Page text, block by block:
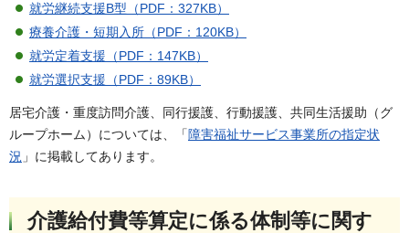
就労継続支援B型（PDF：327KB）
療養介護・短期入所（PDF：120KB）
就労定着支援（PDF：147KB）
就労選択支援（PDF：89KB）
居宅介護・重度訪問介護、同行援護、行動援護、共同生活援助（グ
ループホーム）については、「障害福祉サービス事業所の指定状
況 」に掲載してあります。
介護給付費等算定に係る体制等に関す